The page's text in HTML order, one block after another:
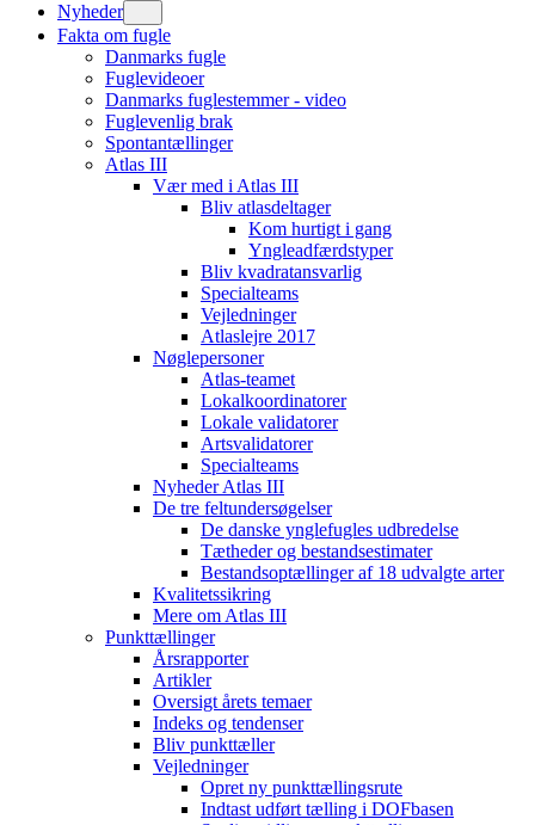
Nyheder
Fakta om fugle
Danmarks fugle
Fuglevideoer
Danmarks fuglestemmer - video
Fuglevenlig brak
Spontantællinger
Atlas III
Vær med i Atlas III
Bliv atlasdeltager
Kom hurtigt i gang
Yngleadfærdstyper
Bliv kvadratansvarlig
Specialteams
Vejledninger
Atlaslejre 2017
Nøglepersoner
Atlas-teamet
Lokalkoordinatorer
Lokale validatorer
Artsvalidatorer
Specialteams
Nyheder Atlas III
De tre feltundersøgelser
De danske ynglefugles udbredelse
Tætheder og bestandsestimater
Bestandsoptællinger af 18 udvalgte arter
Kvalitetssikring
Mere om Atlas III
Punkttællinger
Årsrapporter
Artikler
Oversigt årets temaer
Indeks og tendenser
Bliv punkttæller
Vejledninger
Opret ny punkttællingsrute
Indtast udført tælling i DOFbasen